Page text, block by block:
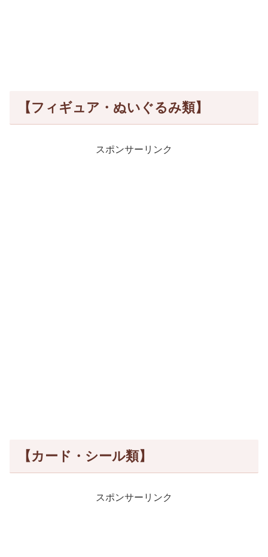
【フィギュア・ぬいぐるみ類】
スポンサーリンク
【カード・シール類】
スポンサーリンク